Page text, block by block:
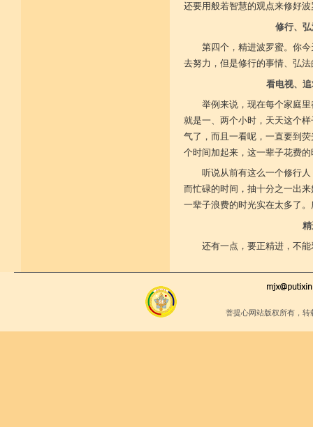
还要用般若智慧的观点来修好
修行、
第四个，精进波罗蜜。你
去努力，但是修行的事情、弘
看电视、
举例来说，现在每个家庭
就是一、两个小时，天天这个
气了，而且一看呢，一直要到
个时间加起来，这一辈子花费
听说从前有这么一个修行
而忙碌的时间，抽十分之一出
一辈子浪费的时光实在太多了
还有一点，要正精进，不
菩提心网站版权所有，